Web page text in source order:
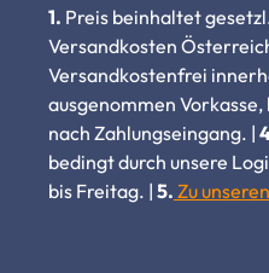
1. Preis beinhaltet
Versandkosten
Versandkostenfrei
ausgenommen
nach Zahlungseingang. |
bedingt durch unsere
bis Freitag. | 5. Zu